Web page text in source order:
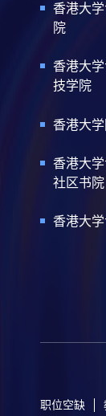
香港大
院
香港大
技学院
香港大
香港大
社区书院
香港大
职位空缺